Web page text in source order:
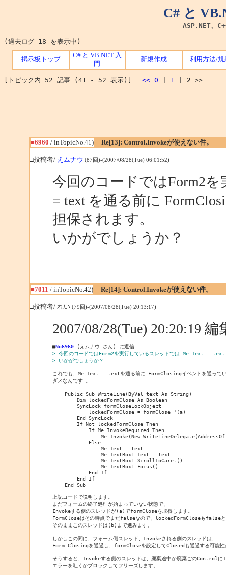
C# と
ASP.NET、
(過去ログ 18 を表示中)
掲示板トップ
C# と VB.NET 入
門
新規作成 利用方法/規
[トピック内 52 記事 (41 - 52 表示)] << 0 1 2 >>
■6960 / inTopicNo.41) Re[13]: Control.Invokeが使えない件。
□投稿者/ えムナウ (87回)-(2007/08/28(Tue) 06:01:52)
今回のコードではForm2
= text を通る前に
担保されます。
いかがでしょうか？
■7011 / inTopicNo.42) Re[14]: Control.Invokeが使えない件。
□投稿者/ れい (79回)-(2007/08/28(Tue) 20:13:17)
2007/08/28(Tue) 20:20:19
■No6960
(えムナウ さん) に返信
> 今回のコードではForm2を実行しているスレッドでは Me.Text =
> いかがでしょうか？
これでも、Me.Text = textを通る前に FormClosingイベントを通ってい
ダメなんです…。
    Public Sub WriteLine(ByVal text As String)
        Dim lockedFormClose As Boolean
        SyncLock formCloseLockObject
            lockedFormClose = formClose '(a)
        End SyncLock
        If Not lockedFormClose Then
            If Me.InvokeRequired Then
Me.Invoke(New
            Else
                Me.Text = text
                Me.TextBox1.Text = text
                Me.TextBox1.ScrollToCaret()
                Me.TextBox1.Focus()
            End If
        End If
    End Sub
上記コードで説明します。
まだフォームの終了処理が始まっていない状態で、
Invokeする側のスレッドが(a)でformCloseを取得します。
FormCloseはその時点でまだfalseなので、lockedFormCloseもfalseと
そのままこのスレッドは(b)まで進みます。
しかしこの間に、フォーム側スレッド、Invokeされる側のスレッドは、
Form.Closingを通過し、formCloseを設定してClosedも通過する可能性
そうすると、Invokeする側のスレッドは、廃棄途中か廃棄ごのControlに
エラーを吐くかブロックしてフリーズします。